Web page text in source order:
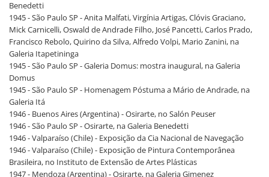
Benedetti
1945 - São Paulo SP - Anita Malfati, Virgínia Artigas, Clóvis Graciano,
Mick Carnicelli, Oswald de Andrade Filho, José Pancetti, Carlos Prado,
Francisco Rebolo, Quirino da Silva, Alfredo Volpi, Mario Zanini, na
Galeria Itapetininga
1945 - São Paulo SP - Galeria Domus: mostra inaugural, na Galeria
Domus
1945 - São Paulo SP - Homenagem Póstuma a Mário de Andrade, na
Galeria Itá
1946 - Buenos Aires (Argentina) - Osirarte, no Salón Peuser
1946 - São Paulo SP - Osirarte, na Galeria Benedetti
1946 - Valparaíso (Chile) - Exposição da Cia Nacional de Navegação
1946 - Valparaíso (Chile) - Exposição de Pintura Contemporânea
Brasileira, no Instituto de Extensão de Artes Plásticas
1947 - Mendoza (Argentina) - Osirarte, na Galeria Gimenez